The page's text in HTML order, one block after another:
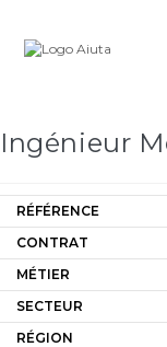
content
Ingénieur
RÉFÉRENCE
CONTRAT
MÉTIER
SECTEUR
RÉGION